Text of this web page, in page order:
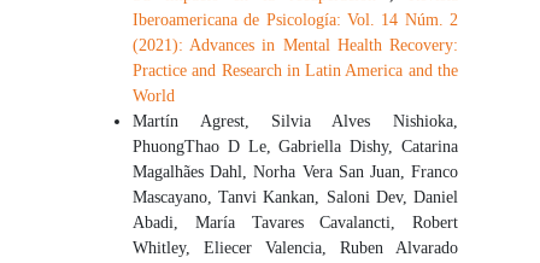
Iberoamericana de Psicología: Vol. 14 Núm. 2
(2021): Advances in Mental Health Recovery:
Practice and Research in Latin America and the
World
Martín Agrest, Silvia Alves Nishioka,
PhuongThao D Le, Gabriella Dishy, Catarina
Magalhães Dahl, Norha Vera San Juan, Franco
Mascayano, Tanvi Kankan, Saloni Dev, Daniel
Abadi, María Tavares Cavalancti, Robert
Whitley, Eliecer Valencia, Ruben Alvarado